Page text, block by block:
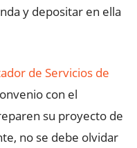
y depositar en ella
de Servicios de
con el
su proyecto de
no se debe olvidar